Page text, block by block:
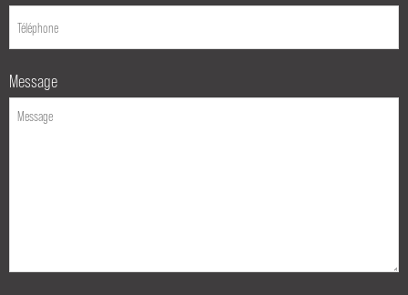
Message